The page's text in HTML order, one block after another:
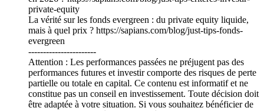
private-equity
La vérité sur les fonds evergreen : du private equity liquide,
mais à quel prix ? https://sapians.com/blog/just-tips-fonds-
evergreen
-----------------------
Attention : Les performances passées ne préjugent pas des
performances futures et investir comporte des risques de perte
partielle ou totale en capital. Ce contenu est informatif et ne
constitue pas un conseil en investissement. Toute décision doit
être adaptée à votre situation. Si vous souhaitez bénéficier de